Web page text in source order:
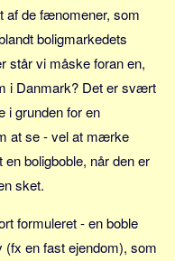
af de fænomener, som
boligmarkedets
står vi måske foran en,
i Danmark? Det er svært
i grunden for en
at se - vel at mærke
boligboble, når den er
sket.
formuleret - en boble
en fast ejendom), som